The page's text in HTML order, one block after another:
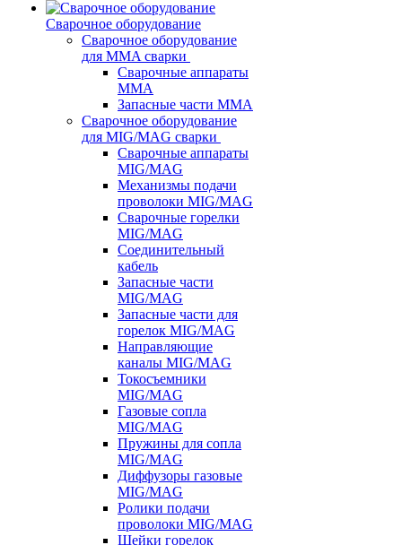
Сварочное оборудование
Сварочное оборудование
для MMA сварки
Сварочные аппараты
MMA
Запасные части MMA
Сварочное оборудование
для MIG/MAG сварки
Сварочные аппараты
MIG/MAG
Механизмы подачи
проволоки MIG/MAG
Сварочные горелки
MIG/MAG
Соединительный
кабель
Запасные части
MIG/MAG
Запасные части для
горелок MIG/MAG
Направляющие
каналы MIG/MAG
Токосъемники
MIG/MAG
Газовые сопла
MIG/MAG
Пружины для сопла
MIG/MAG
Диффузоры газовые
MIG/MAG
Ролики подачи
проволоки MIG/MAG
Шейки горелок